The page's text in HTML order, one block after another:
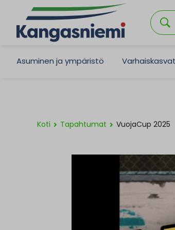
Asuminen ja ympäristö
Koti Tapahtumat VuojaCup 2025